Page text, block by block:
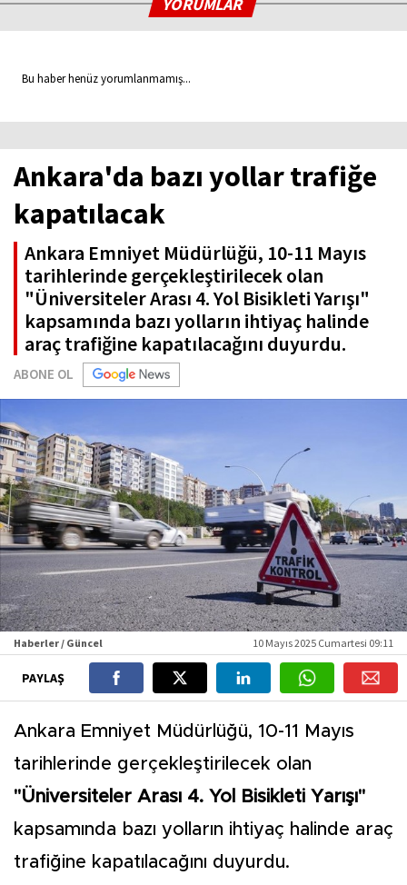
Bu haber henüz yorumlanmamış...
Ankara'da bazı yollar trafiğe
kapatılacak
Ankara Emniyet Müdürlüğü, 10-11 Mayıs
tarihlerinde gerçekleştirilecek olan
"Üniversiteler Arası 4. Yol Bisikleti Yarışı"
kapsamında bazı yolların ihtiyaç halinde
araç trafiğine kapatılacağını duyurdu.
ABONE OL
Haberler / Güncel 10 Mayıs 2025 Cumartesi 09:11
PAYLAŞ
Ankara Emniyet Müdürlüğü, 10-11 Mayıs
tarihlerinde gerçekleştirilecek olan
"Üniversiteler Arası 4. Yol Bisikleti Yarışı"
kapsamında bazı yolların ihtiyaç halinde araç
trafiğine kapatılacağını duyurdu.